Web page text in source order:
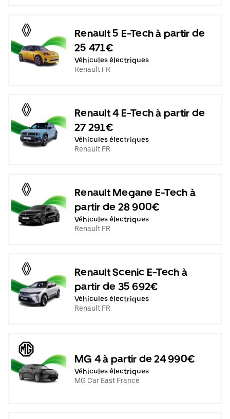
Renault 5 E-Tech à partir de
25 471€
Véhicules électriques
Renault FR
Renault 4 E-Tech à partir de
27 291€
Véhicules électriques
Renault FR
Renault Megane E-Tech à
partir de 28 900€
Véhicules électriques
Renault FR
Renault Scenic E-Tech à
partir de 35 692€
Véhicules électriques
Renault FR
MG 4 à partir de 24 990€
Véhicules électriques
MG Car East France